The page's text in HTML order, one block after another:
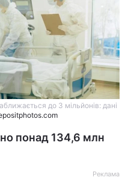
до 3 мільйонів: дані
понад 134,6 млн
Реклама